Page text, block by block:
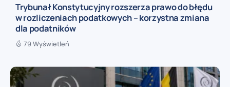
Trybunał Konstytucyjny rozszerza prawo do błędu
w rozliczeniach podatkowych – korzystna zmiana
dla podatników
79 Wyświetleń